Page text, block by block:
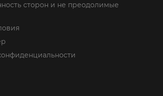
сторон и не преодолимые